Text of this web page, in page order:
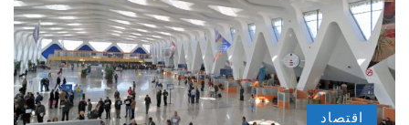
اقتصاد